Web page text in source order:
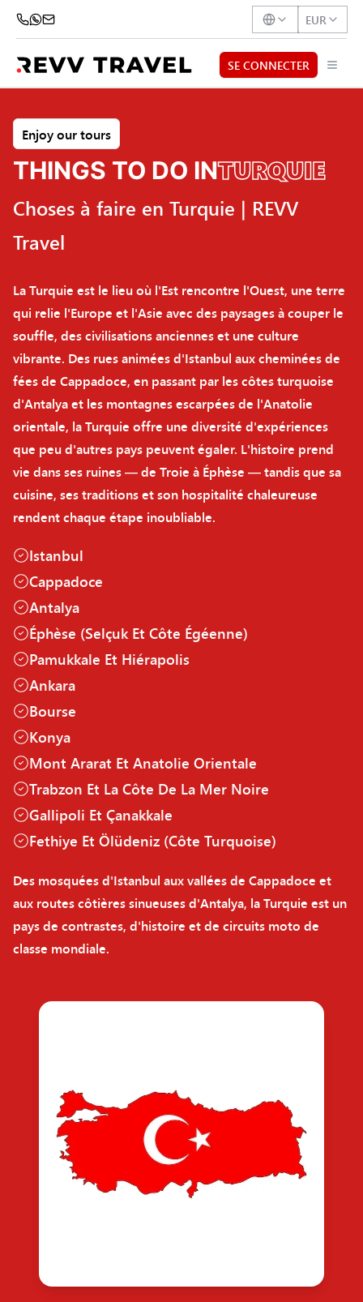
EUR
SE CONNECTER
Enjoy our tours
THINGS TO DO INTURQUIE
Choses à faire en Turquie | REVV
Travel
La Turquie est le lieu où l'Est rencontre l'Ouest, une terre
qui relie l'Europe et l'Asie avec des paysages à couper le
souffle, des civilisations anciennes et une culture
vibrante. Des rues animées d'Istanbul aux cheminées de
fées de Cappadoce, en passant par les côtes turquoise
d'Antalya et les montagnes escarpées de l'Anatolie
orientale, la Turquie offre une diversité d'expériences
que peu d'autres pays peuvent égaler. L'histoire prend
vie dans ses ruines — de Troie à Éphèse — tandis que sa
cuisine, ses traditions et son hospitalité chaleureuse
rendent chaque étape inoubliable.
Istanbul
Cappadoce
Antalya
Éphèse (Selçuk Et Côte Égéenne)
Pamukkale Et Hiérapolis
Ankara
Bourse
Konya
Mont Ararat Et Anatolie Orientale
Trabzon Et La Côte De La Mer Noire
Gallipoli Et Çanakkale
Fethiye Et Ölüdeniz (Côte Turquoise)
Des mosquées d'Istanbul aux vallées de Cappadoce et
aux routes côtières sinueuses d'Antalya, la Turquie est un
pays de contrastes, d'histoire et de circuits moto de
classe mondiale.